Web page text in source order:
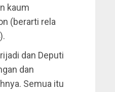
kaum
(berarti rela
dan Deputi
dan
Semua itu